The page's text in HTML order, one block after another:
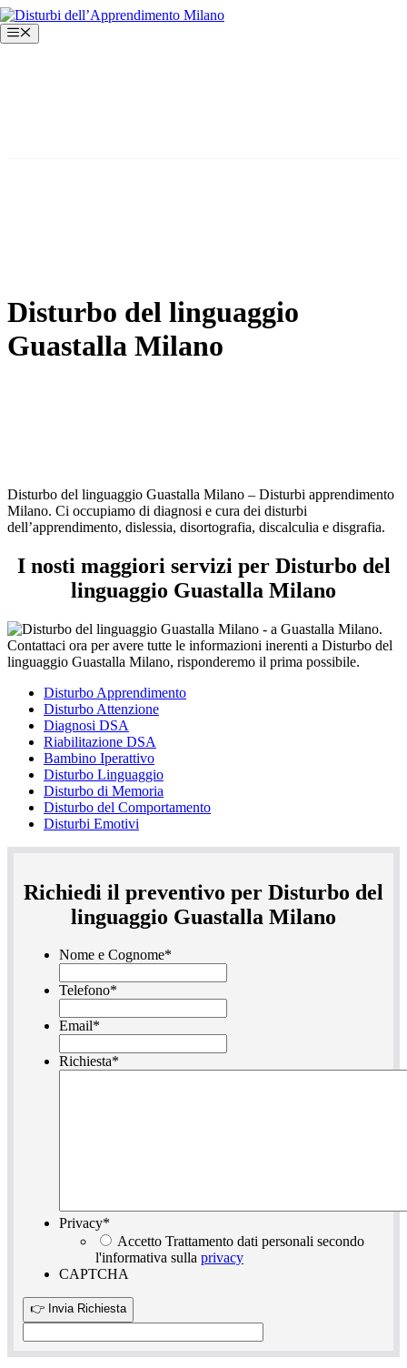
Vai
al
contenuto
Menu
Disturbo del linguaggio
Guastalla Milano
Disturbo del linguaggio Guastalla Milano – Disturbi apprendimento
Milano. Ci occupiamo di diagnosi e cura dei disturbi
dell’apprendimento, dislessia, disortografia, discalculia e disgrafia.
I nosti maggiori servizi per Disturbo del
linguaggio Guastalla Milano
Disturbo Apprendimento
Disturbo Attenzione
Diagnosi DSA
Riabilitazione DSA
Bambino Iperattivo
Disturbo Linguaggio
Disturbo di Memoria
Disturbo del Comportamento
Disturbi Emotivi
Richiedi il preventivo per Disturbo del
linguaggio Guastalla Milano
Nome e Cognome*
Telefono*
Email*
Richiesta*
Privacy*
Accetto Trattamento dati personali secondo
l'informativa sulla privacy
CAPTCHA